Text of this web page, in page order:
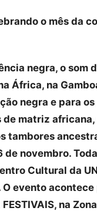
o mês da
negra, o som
África, na
negra e para
matriz
tambores
novembro. Toda
Cultural da
evento
FESTIVAIS, na